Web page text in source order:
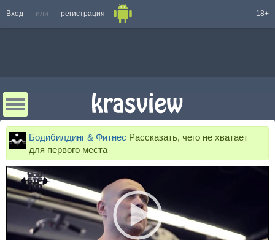
Вход или регистрация 18+
Бодибилдинг & Фитнес Рассказать, чего не хватает
для первого места